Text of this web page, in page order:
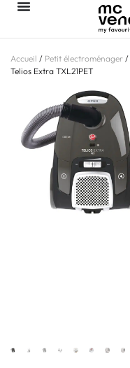
Accueil / Petit électroménager /
Telios Extra TXL21PET